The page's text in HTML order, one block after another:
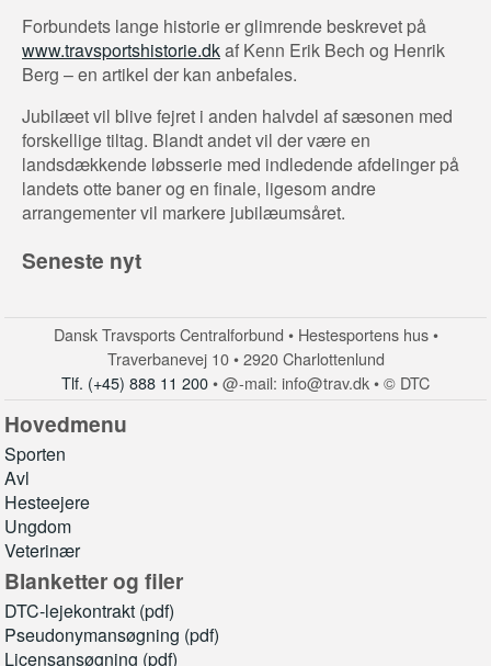
Forbundets lange historie er glimrende beskrevet på
www.travsportshistorie.dkaf Kenn Erik Bech og Henrik
Berg – en artikel der kan anbefales.
Jubilæet vil blive fejret i anden halvdel af sæsonen med
forskellige tiltag. Blandt andet vil der være en
landsdækkende løbsserie med indledende afdelinger på
landets otte baner og en finale, ligesom andre
arrangementer vil markere jubilæumsåret.
Seneste nyt
Dansk Travsports Centralforbund • Hestesportens hus •
Traverbanevej 10 • 2920 Charlottenlund
Tlf. (+45) 888 11 200• @-mail: info@trav.dk • © DTC
Hovedmenu
Sporten
Avl
Hesteejere
Ungdom
Veterinær
Blanketter og filer
DTC-lejekontrakt (pdf)
Pseudonymansøgning (pdf)
Licensansøgning (pdf)